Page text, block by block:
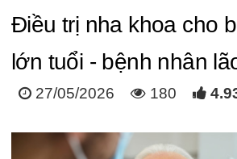
Điều trị nha khoa cho
lớn tuổi - bệnh nhân
27/05/2026 180